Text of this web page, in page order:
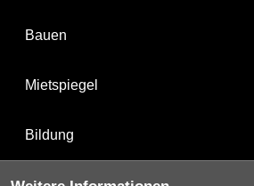
Bauen
Mietspiegel
Bildung